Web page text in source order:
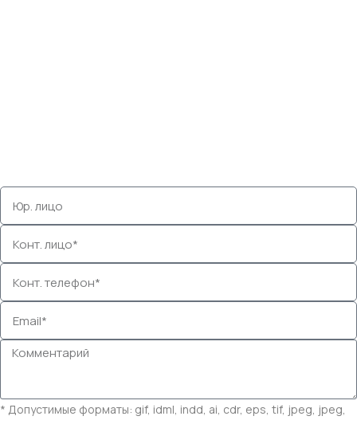
* Допустимые форматы: gif, idml, indd, ai, cdr, eps, tif, jpeg, jpeg,